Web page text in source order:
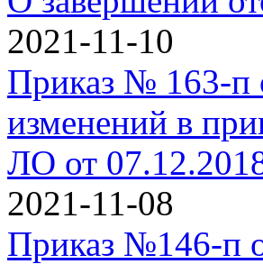
2021-11-10
Приказ № 163-п
изменений в
ЛО от
2021-11-08
Приказ №146-п